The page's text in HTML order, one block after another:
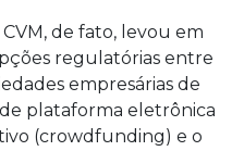
de fato, levou em
regulatórias entre
empresárias de
plataforma eletrônica
(crowdfunding) e o